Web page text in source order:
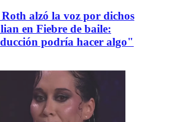
alzó la voz por dichos
en Fiebre de baile:
podría hacer algo"